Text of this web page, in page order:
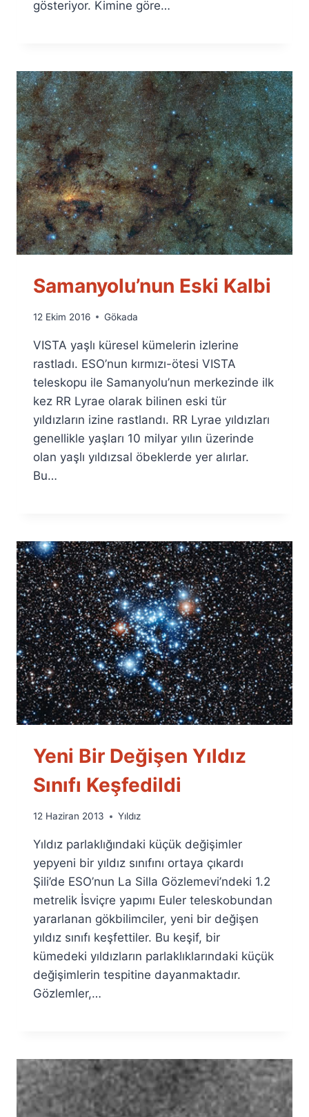
gösteriyor. Kimine göre…
Samanyolu’nun Eski Kalbi
By
Fuat
Özyar
12 Ekim 2016 Gökada
VISTA yaşlı küresel kümelerin izlerine
rastladı. ESO’nun kırmızı-ötesi VISTA
teleskopu ile Samanyolu’nun merkezinde ilk
kez RR Lyrae olarak bilinen eski tür
yıldızların izine rastlandı. RR Lyrae yıldızları
genellikle yaşları 10 milyar yılın üzerinde
olan yaşlı yıldızsal öbeklerde yer alırlar.
Bu…
Yeni Bir Değişen Yıldız
Sınıfı Keşfedildi
By
Fuat
Özyar
12 Haziran 2013 Yıldız
Yıldız parlaklığındaki küçük değişimler
yepyeni bir yıldız sınıfını ortaya çıkardı
Şili’de ESO’nun La Silla Gözlemevi’ndeki 1.2
metrelik İsviçre yapımı Euler teleskobundan
yararlanan gökbilimciler, yeni bir değişen
yıldız sınıfı keşfettiler. Bu keşif, bir
kümedeki yıldızların parlaklıklarındaki küçük
değişimlerin tespitine dayanmaktadır.
Gözlemler,…